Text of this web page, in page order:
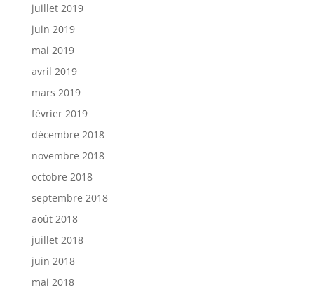
juillet 2019
juin 2019
mai 2019
avril 2019
mars 2019
février 2019
décembre 2018
novembre 2018
octobre 2018
septembre 2018
août 2018
juillet 2018
juin 2018
mai 2018